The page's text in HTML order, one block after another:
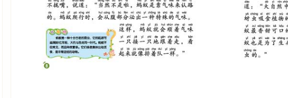
蟑螂招人厌恶是为什么？ 48
螳螂为什么会有两把“镰刀”？ 49
螳螂妻子为什么会吃掉螳螂丈夫？ 50
螳螂为什么不怕日晒雨淋？ 51